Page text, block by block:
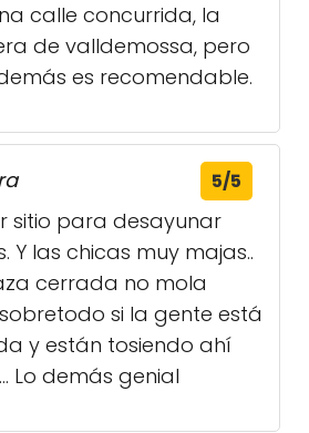
calle concurrida, la
de valldemossa, pero
es recomendable.
5/5
sitio para desayunar
Y las chicas muy majas..
cerrada no mola
si la gente está
y están tosiendo ahí
Lo demás genial